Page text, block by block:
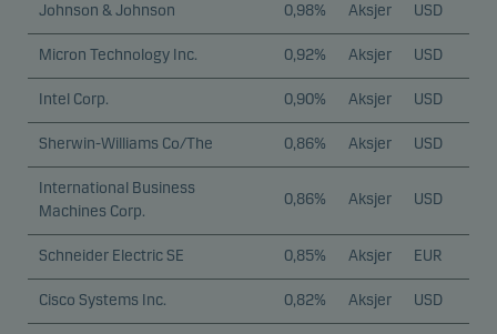
Johnson & Johnson 0,98% Aksjer USD
Micron Technology Inc. 0,92% Aksjer USD
Intel Corp. 0,90% Aksjer USD
Sherwin-Williams Co/The 0,86% Aksjer USD
International Business
Machines Corp.
0,86% Aksjer USD
Schneider Electric SE 0,85% Aksjer EUR
Cisco Systems Inc. 0,82% Aksjer USD